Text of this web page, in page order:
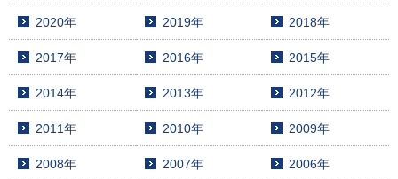
2020年 2019年 2018年
2017年 2016年 2015年
2014年 2013年 2012年
2011年 2010年 2009年
2008年 2007年 2006年